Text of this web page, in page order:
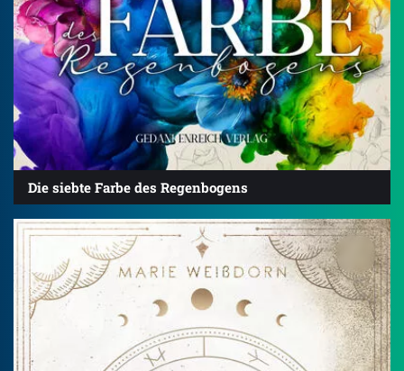
Die siebte Farbe des Regenbogens